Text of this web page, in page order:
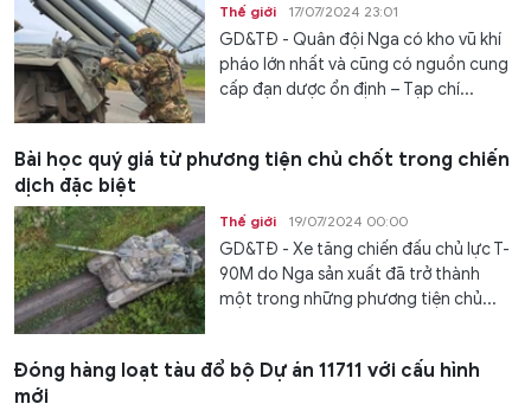
Thế giới 17/07/2024 23:01
GD&TĐ - Quân đội Nga có kho vũ khí
pháo lớn nhất và cũng có nguồn cung
cấp đạn dược ổn định – Tạp chí...
Bài học quý giá từ phương tiện chủ chốt trong chiến
dịch đặc biệt
Thế giới 19/07/2024 00:00
GD&TĐ - Xe tăng chiến đấu chủ lực T-
90M do Nga sản xuất đã trở thành
một trong những phương tiện chủ...
Đóng hàng loạt tàu đổ bộ Dự án 11711 với cấu hình
mới